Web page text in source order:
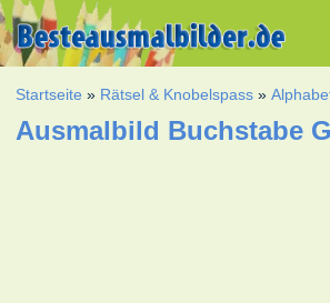
Startseite » Rätsel & Knobelspass »
Ausmalbild Buchstabe G